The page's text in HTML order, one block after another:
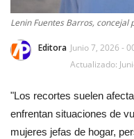
Lenin Fuentes Barros,
Editora Junio 7, 2026 -
Actualizado:
"Los recortes suelen
enfrentan situaciones de
mujeres jefas de hogar,